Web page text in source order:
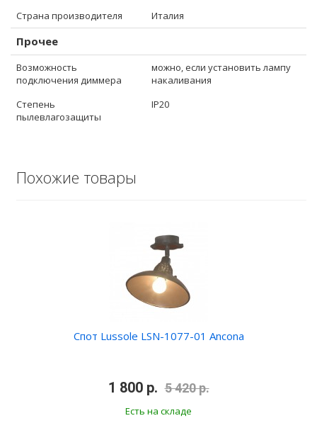
Страна производителя Италия
Прочее
Возможность
подключения диммера
можно, если установить лампу
накаливания
Степень
пылевлагозащиты
IP20
Похожие товары
Спот Lussole LSN-1077-01 Ancona
1 800 р. 5 420 р.
Есть на складе